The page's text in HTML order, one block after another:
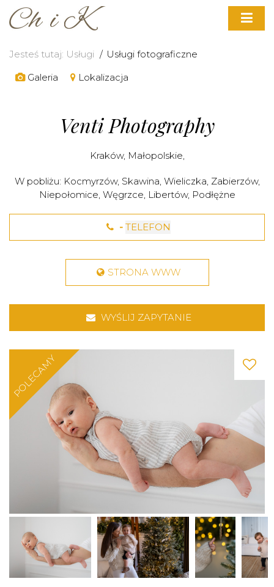
Jesteś tutaj: Usługi
Usługi fotograficzne
Galeria
Lokalizacja
Venti Photography
Kraków, Małopolskie,
W pobliżu: Kocmyrzów, Skawina, Wieliczka, Zabierzów,
Niepołomice, Węgrzce, Libertów, Podłężne
- TELEFON
STRONA WWW
WYŚLIJ ZAPYTANIE
POLECAMY